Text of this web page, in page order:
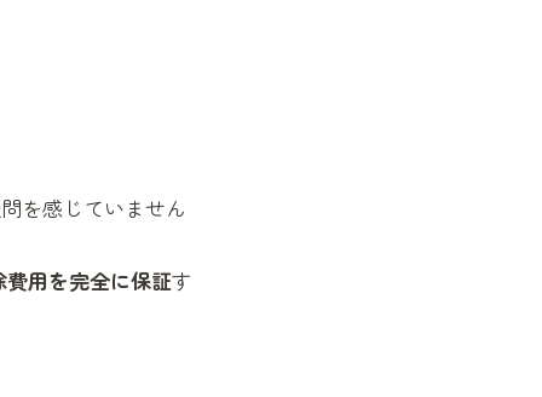
を感じていません
用を完全に保証す